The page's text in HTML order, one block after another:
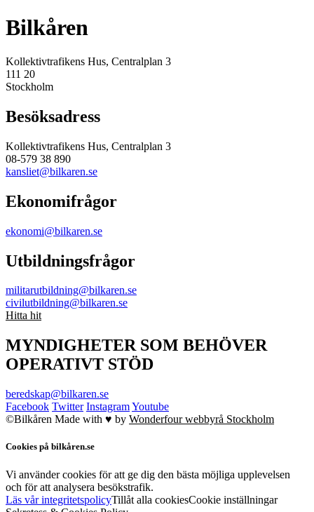
Bilkåren
Kollektivtrafikens Hus, Centralplan 3
111 20
Stockholm
Besöksadress
Kollektivtrafikens Hus, Centralplan 3
08-579 38 890
kansliet@bilkaren.se
Ekonomifrågor
ekonomi@bilkaren.se
Utbildningsfrågor
militarutbildning@bilkaren.se
civilutbildning@bilkaren.se
Hitta hit
MYNDIGHETER SOM BEHÖVER
OPERATIVT STÖD
beredskap@bilkaren.se
Facebook Twitter InstagramYoutube
©Bilkåren Made with ♥ by Wonderfour webbyrå Stockholm
Cookies på bilkåren.se
Vi använder cookies för att ge dig den bästa möjliga upplevelsen
och för att analysera besökstrafik.
Läs vår integritetspolicyTillåt alla cookiesCookie inställningar